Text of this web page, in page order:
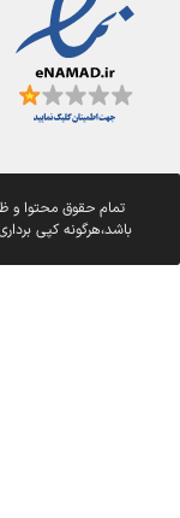
تمام حقوق محتوا و
باشد،هرگونه کپی برداری